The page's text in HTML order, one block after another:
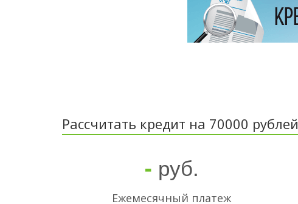
Рассчитать кредит на 70000 рублей
- руб.
Ежемесячный платеж